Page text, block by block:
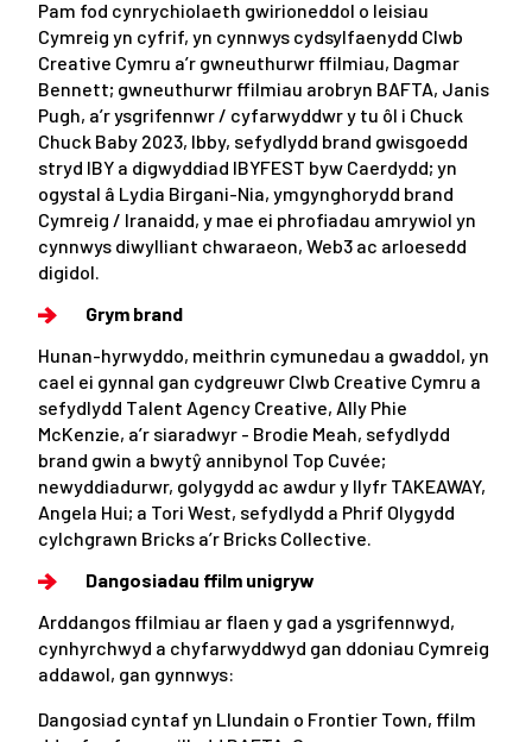
Pam fod cynrychiolaeth gwirioneddol o leisiau
Cymreig yn cyfrif, yn cynnwys cydsylfaenydd Clwb
Creative Cymru a’r gwneuthurwr ffilmiau, Dagmar
Bennett; gwneuthurwr ffilmiau arobryn BAFTA, Janis
Pugh, a’r ysgrifennwr / cyfarwyddwr y tu ôl i Chuck
Chuck Baby 2023, Ibby, sefydlydd brand gwisgoedd
stryd IBY a digwyddiad IBYFEST byw Caerdydd; yn
ogystal â Lydia Birgani-Nia, ymgynghorydd brand
Cymreig / Iranaidd, y mae ei phrofiadau amrywiol yn
cynnwys diwylliant chwaraeon, Web3 ac arloesedd
digidol.
Grym brand
Hunan-hyrwyddo, meithrin cymunedau a gwaddol, yn
cael ei gynnal gan cydgreuwr Clwb Creative Cymru a
sefydlydd Talent Agency Creative, Ally Phie
McKenzie, a’r siaradwyr - Brodie Meah, sefydlydd
brand gwin a bwytŷ annibynol Top Cuvée;
newyddiadurwr, golygydd ac awdur y llyfr TAKEAWAY,
Angela Hui; a Tori West, sefydlydd a Phrif Olygydd
cylchgrawn Bricks a’r Bricks Collective.
Dangosiadau ffilm unigryw
Arddangos ffilmiau ar flaen y gad a ysgrifennwyd,
cynhyrchwyd a chyfarwyddwyd gan ddoniau Cymreig
addawol, gan gynnwys:
Dangosiad cyntaf yn Llundain o Frontier Town, ffilm